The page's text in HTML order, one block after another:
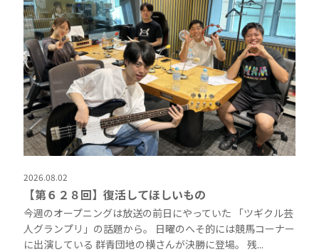
2026.08.02
【第６２８回】復活してほしいもの
今週のオープニングは放送の前日にやっていた 「ツギクル芸
人グランプリ」の話題から。 日曜のへそ的には競馬コーナー
に出演している 群青団地の横さんが決勝に登場。 残...